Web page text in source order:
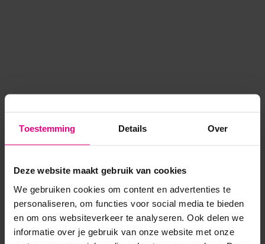
Toestemming Details Over
Deze website maakt gebruik van cookies
We gebruiken cookies om content en advertenties te
personaliseren, om functies voor social media te bieden
en om ons websiteverkeer te analyseren. Ook delen we
informatie over je gebruik van onze website met onze